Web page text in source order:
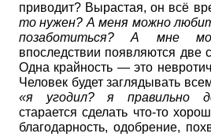
приводит? Вырастая, он всё
то нужен? А меня можно
позаботиться? А мне
впоследствии появляются две
Одна крайность — это
Человек будет заглядывать
«я угодил? я правильно
старается сделать что-то
благодарность, одобрение,